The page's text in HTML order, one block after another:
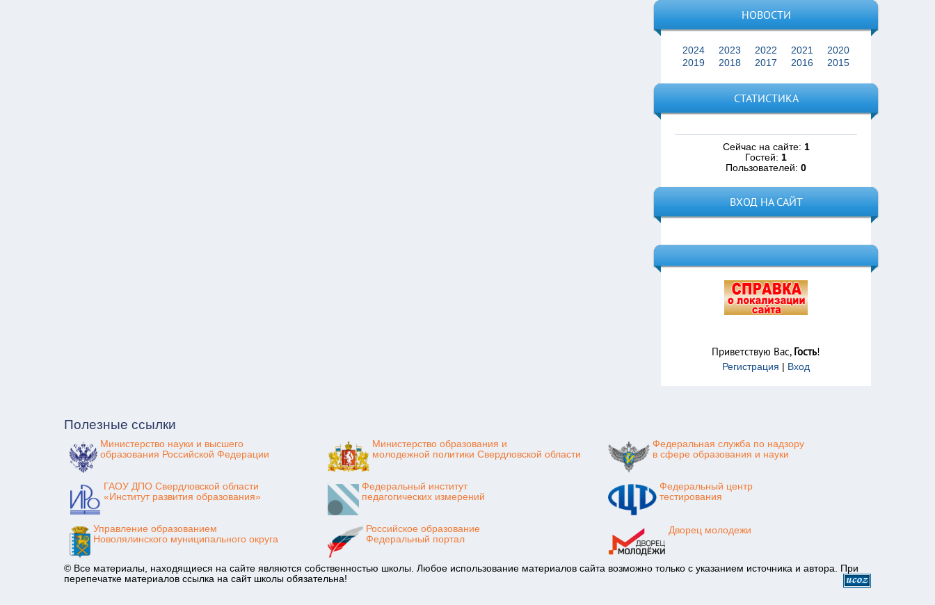
НОВОСТИ
2024 2023 2022 2021
2020
2019
2018 2017 2016 2015
СТАТИСТИКА
Сейчас на сайте: 1
Гостей:1
Пользователей:0
ВХОД НА САЙТ
Приветствую Вас, Гость!
Регистрация Вход
Полезные ссылки
Министерство науки и высшего
образования Российской Федерации
Министерство образования и
молодежной политики Свердловской области
Федеральная служба по надзору
в сфере образования и науки
ГАОУ ДПО Свердловской области
«Институт развития образования»
Федеральный институт
педагогических измерений
Федеральный центр
тестирования
Управление образованием
Новолялинского муниципального округа
Российское образование
Федеральный портал
Дворец молодежи
© Все материалы, находящиеся на сайте являются собственностью школы. Любое использование материалов сайта возможно только с указанием источника и автора. При
перепечатке материалов ссылка на сайт школы обязательна!